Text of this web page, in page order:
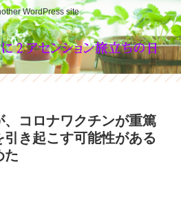
WordPress site
、コロナワクチンが重篤
き起こす可能性がある
た